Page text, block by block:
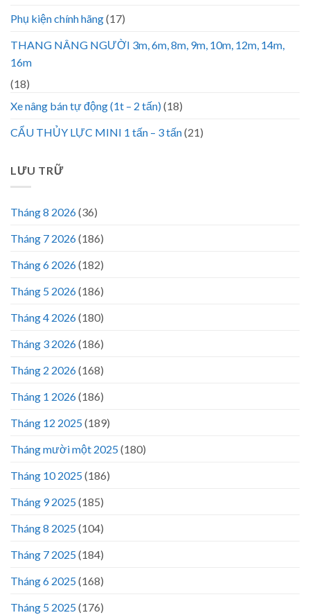
Phụ kiện chính hãng(17)
THANG NÂNG NGƯỜI 3m, 6m, 8m, 9m, 10m, 12m, 14m,
16m
(18)
Xe nâng bán tự động (1t – 2 tấn)(18)
CẨU THỦY LỰC MINI 1 tấn – 3 tấn(21)
LƯU TRỮ
Tháng 8 2026(36)
Tháng 7 2026(186)
Tháng 6 2026(182)
Tháng 5 2026(186)
Tháng 4 2026(180)
Tháng 3 2026(186)
Tháng 2 2026(168)
Tháng 1 2026(186)
Tháng 12 2025(189)
Tháng mười một 2025(180)
Tháng 10 2025(186)
Tháng 9 2025(185)
Tháng 8 2025(104)
Tháng 7 2025(184)
Tháng 6 2025(168)
Tháng 5 2025(176)